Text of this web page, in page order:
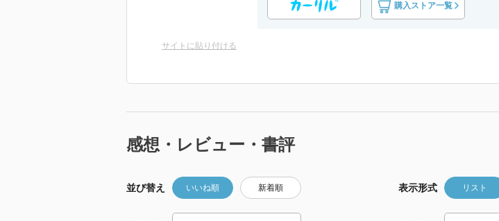
購入ストア一覧
サイトに貼り付ける
感想・レビュー・書評
並び替え いいね順 新着順 表示形式 リスト